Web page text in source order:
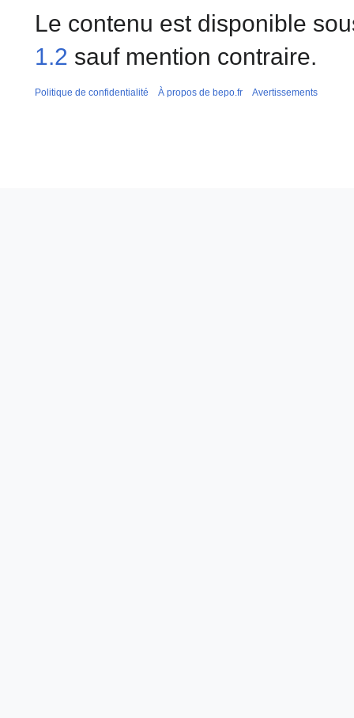
Le contenu est disponible
1.2 sauf mention contraire.
Politique de confidentialité À propos de bepo.fr Avertissements